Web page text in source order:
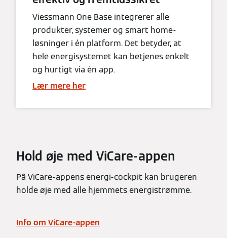
Viessmann One Base integrerer alle
produkter, systemer og smart home-
løsninger i én platform. Det betyder, at
hele energisystemet kan betjenes enkelt
og hurtigt via én app.
Lær mere her
Hold øje med ViCare-appen
På ViCare-appens energi-cockpit kan brugeren
holde øje med alle hjemmets energistrømme.
Info om ViCare-appen